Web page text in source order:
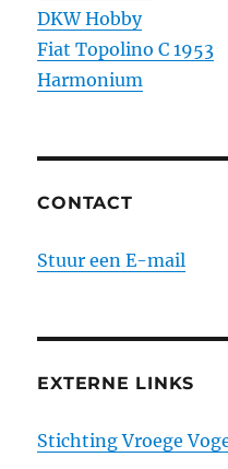
DKW Hobby
Fiat Topolino C 1953
Harmonium
CONTACT
Stuur een E-mail
EXTERNE LINKS
Stichting Vroege